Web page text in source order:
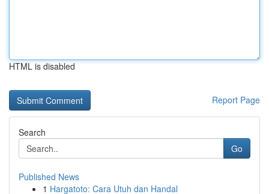
HTML is disabled
Report Page
Search
Go
Published News
1 Hargatoto: Cara Utuh dan Handal